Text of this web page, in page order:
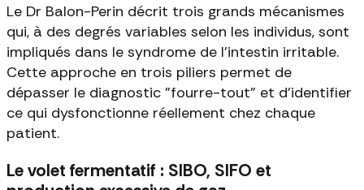
Le Dr Balon-Perin décrit trois grands mécanismes
qui, à des degrés variables selon les individus, sont
impliqués dans le syndrome de l'intestin irritable.
Cette approche en trois piliers permet de
dépasser le diagnostic "fourre-tout" et d'identifier
ce qui dysfonctionne réellement chez chaque
patient.
Le volet fermentatif : SIBO, SIFO et